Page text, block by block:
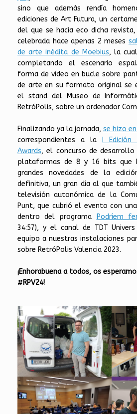
sino que además rendía
ediciones de Art Futura, un
del que se hacía eco dicha
celebrada hace apenas 2 meses
de arte inédita de Moebius, la
completando el escenario
forma de vídeo en bucle sobre
de arte en su formato original se
el stand del Museo de
RetróPolis, sobre un ordenador
Finalizando ya la jornada, se hizo
correspondientes a la
I
Awards, el concurso de desarrollo
plataformas de 8 y 16 bits que
grandes novedades de la
definitiva, un gran día al que
televisión autonómica de la
Punt, que cubrió el evento con
dentro del programa
Podríem
34:57), y el canal de TDT
equipo a nuestras instalaciones
sobre RetróPolis Valencia 2023.
¡Enhorabuena a todos, os
#RPV24!